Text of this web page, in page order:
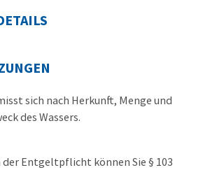
sich nach Herkunft, Menge und
des Wassers.
der Entgeltpflicht können Sie § 103